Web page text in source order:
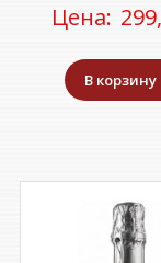
Цена:
В корзину